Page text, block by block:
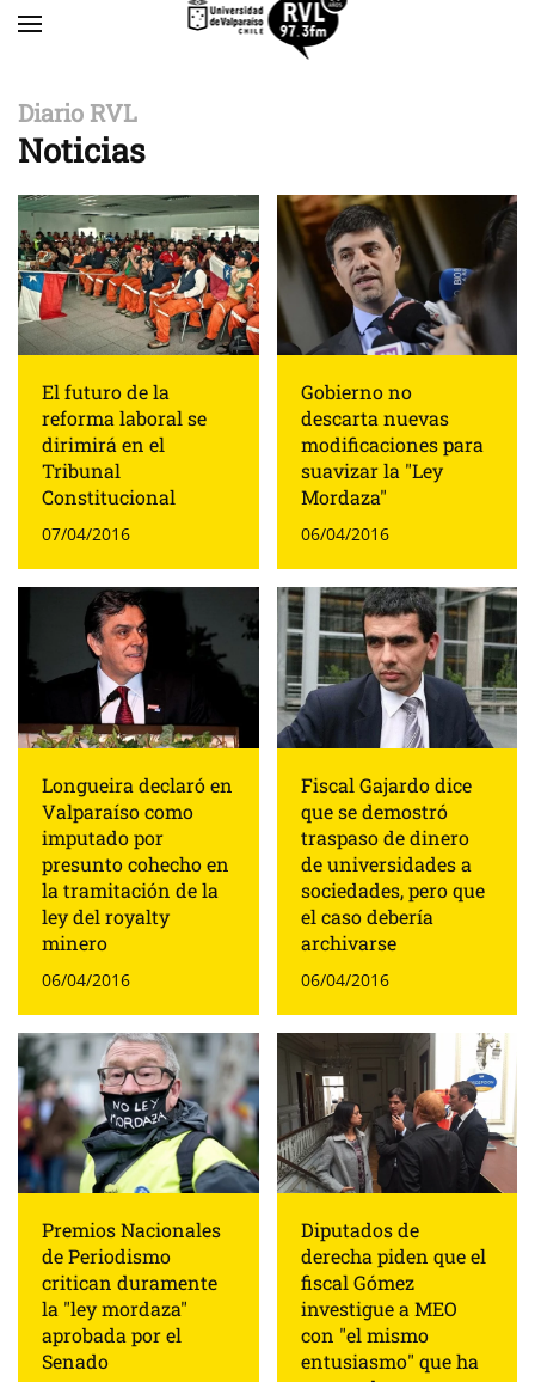
Diario RVL
Noticias
El futuro de la
reforma laboral se
dirimirá en el
Tribunal
Constitucional
07/04/2016
Gobierno no
descarta nuevas
modificaciones para
suavizar la "Ley
Mordaza"
06/04/2016
Longueira declaró en
Valparaíso como
imputado por
presunto cohecho en
la tramitación de la
ley del royalty
minero
06/04/2016
Fiscal Gajardo dice
que se demostró
traspaso de dinero
de universidades a
sociedades, pero que
el caso debería
archivarse
06/04/2016
Premios Nacionales
de Periodismo
critican duramente
la "ley mordaza"
aprobada por el
Senado
Diputados de
derecha piden que el
fiscal Gómez
investigue a MEO
con "el mismo
entusiasmo" que ha